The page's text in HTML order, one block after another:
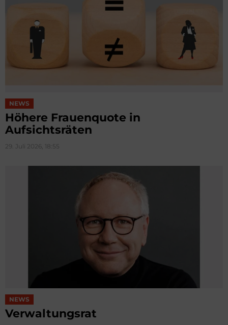
NEWS
Höhere Frauenquote in
Aufsichtsräten
29. Juli 2026, 18:55
NEWS
Verwaltungsrat